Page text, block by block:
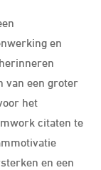
en
van een groter
het
citaten te
en een